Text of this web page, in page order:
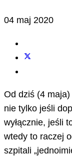
04 maj 2020
Od dziś (4
nie tylko jeśli
wyłącznie, jeśli
wtedy to raczej
szpitali